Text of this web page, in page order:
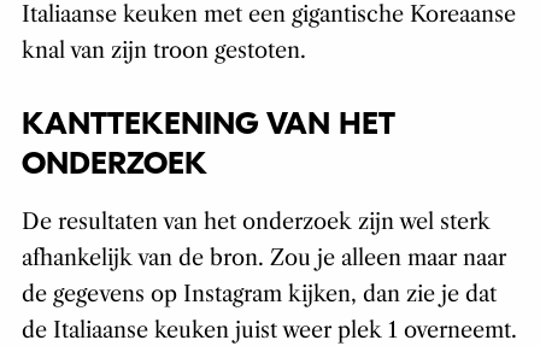
Italiaanse keuken met een gigantische Koreaanse
knal van zijn troon gestoten.
KANTTEKENING VAN HET
ONDERZOEK
De resultaten van het onderzoek zijn wel sterk
afhankelijk van de bron. Zou je alleen maar naar
de gegevens op Instagram kijken, dan zie je dat
de Italiaanse keuken juist weer plek 1 overneemt.